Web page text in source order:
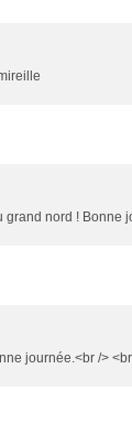
grand nord ! Bonne
journée.<br />